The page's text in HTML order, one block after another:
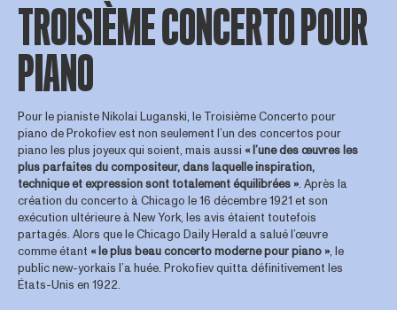
TROISIÈME CONCERTO POUR
PIANO
Pour le pianiste Nikolai Luganski, le Troisième Concerto pour
piano de Prokofiev est non seulement l’un des concertos pour
piano les plus joyeux qui soient, mais aussi « l’une des œuvres les
plus parfaites du compositeur, dans laquelle inspiration,
technique et expression sont totalement équilibrées ». Après la
création du concerto à Chicago le 16 décembre 1921 et son
exécution ultérieure à New York, les avis étaient toutefois
partagés. Alors que le Chicago Daily Herald a salué l’œuvre
comme étant « le plus beau concerto moderne pour piano », le
public new-yorkais l’a huée. Prokofiev quitta définitivement les
États-Unis en 1922.